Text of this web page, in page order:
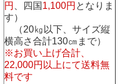
円
、四国 1,100円 となりま
す）
（20㎏以下、サイズ縦
横高さ合計130㎝まで）
※お買い上げ合計、
22,000円以上にて送料無
料です